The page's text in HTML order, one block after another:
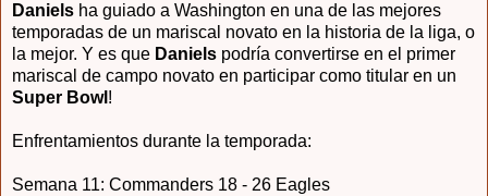
Daniels ha guiado a Washington en una de las mejores
temporadas de un mariscal novato en la historia de la liga, o
la mejor. Y es que Daniels podría convertirse en el primer
mariscal de campo novato en participar como titular en un
Super Bowl !
Enfrentamientos durante la temporada:
Semana 11: Commanders 18 - 26 Eagles